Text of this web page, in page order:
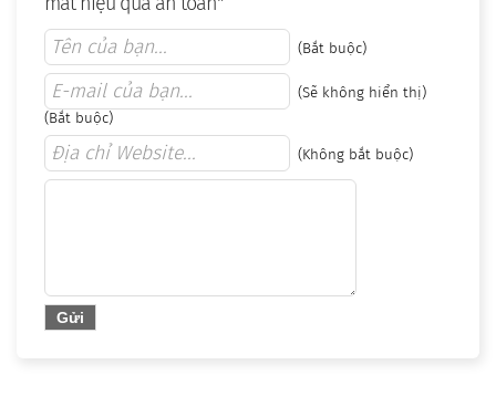
(Bắt buộc)
(Sẽ không hiển thị)
(Bắt buộc)
(Không bắt buộc)